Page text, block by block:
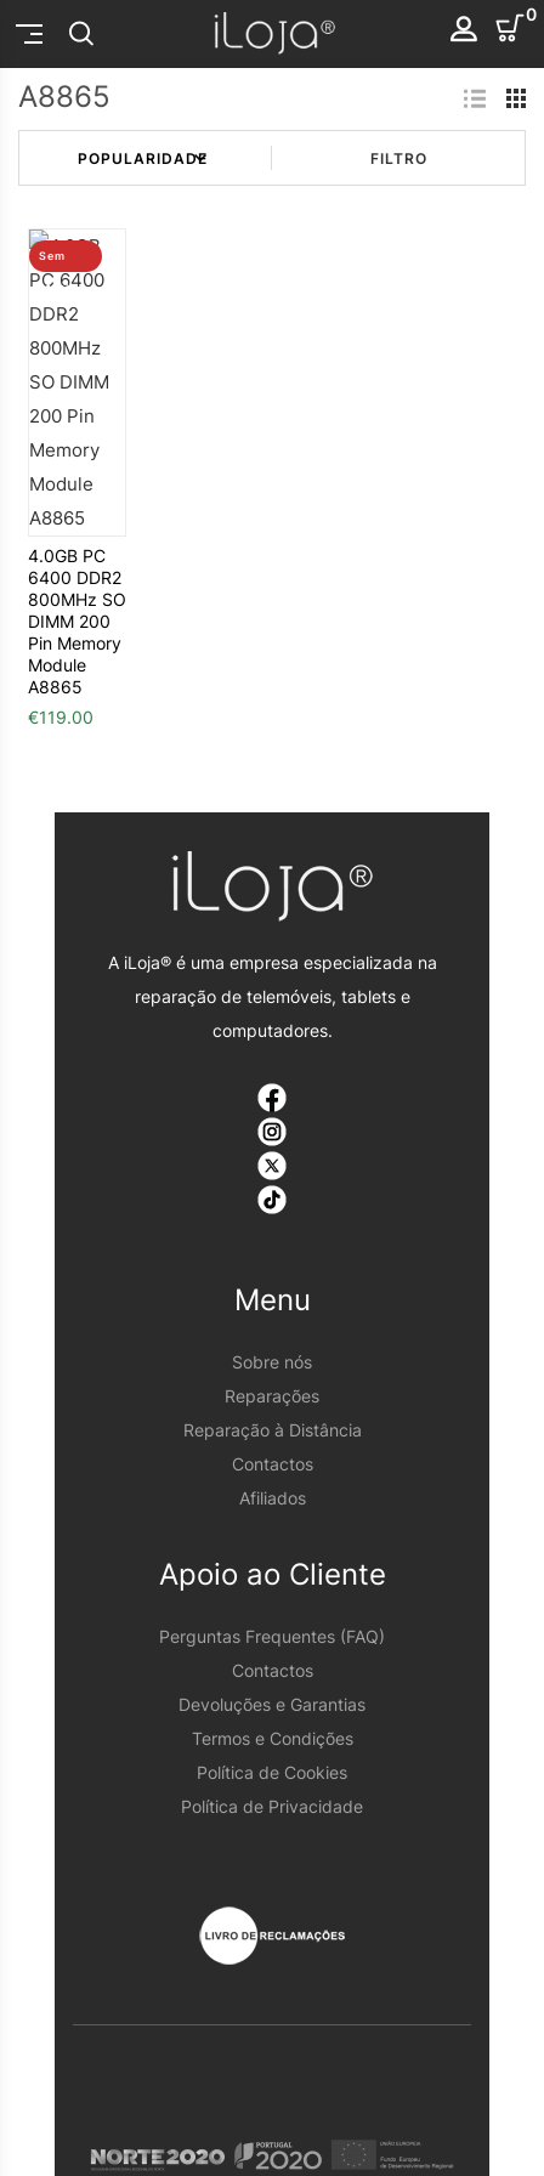
0
A8865
FILTRO
Sem
stock
4.0GB PC
6400 DDR2
800MHz SO
DIMM 200
Pin Memory
Module
A8865
€119.00
A iLoja® é uma empresa especializada na
reparação de telemóveis, tablets e
computadores.
Menu
Sobre nós
Reparações
Reparação à Distância
Contactos
Afiliados
Apoio ao Cliente
Perguntas Frequentes (FAQ)
Contactos
Devoluções e Garantias
Termos e Condições
Política de Cookies
Política de Privacidade